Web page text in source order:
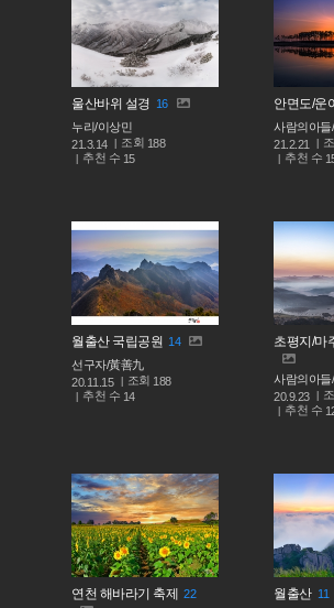
울산바위 설경 16
누리/이상민
21.3.14
조회 188
추천 수 15
안면도/운
사람의아들
21.2.21
추천 수
월출산 국립공원 14
선구자/黃善九
20.11.15
조회 188
추천 수 14
초평지/마
사람의아들
20.9.23
추천 수
연천 해바라기 축제 22 월출산 11